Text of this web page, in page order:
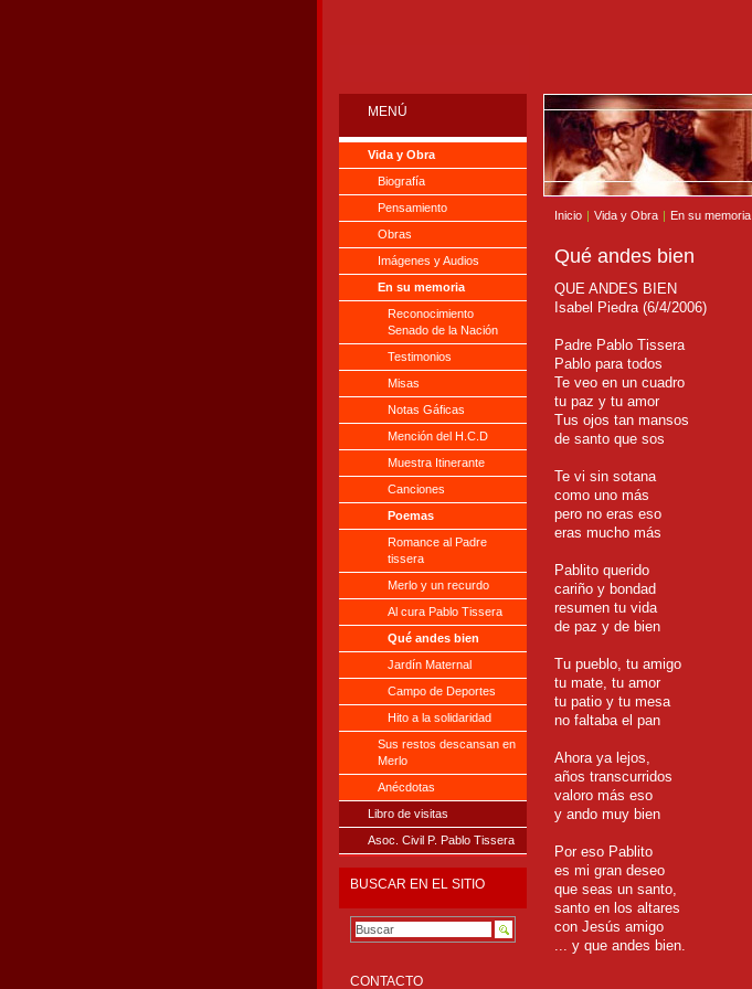
Inicio | Vida y Obra | En su memoria
Qué andes bien
QUE ANDES BIEN
Isabel Piedra (6/4/2006)
Padre Pablo Tissera
Pablo para todos
Te veo en un cuadro
tu paz y tu amor
Tus ojos tan mansos
de santo que sos
Te vi sin sotana
como uno más
pero no eras eso
eras mucho más
Pablito querido
cariño y bondad
resumen tu vida
de paz y de bien
Tu pueblo, tu amigo
tu mate, tu amor
tu patio y tu mesa
no faltaba el pan
Ahora ya lejos,
años transcurridos
valoro más eso
y ando muy bien
Por eso Pablito
es mi gran deseo
que seas un santo,
santo en los altares
con Jesús amigo
... y que andes bien.
MENÚ
Vida y Obra
Biografía
Pensamiento
Obras
Imágenes y Audios
En su memoria
Reconocimiento
Senado de la Nación
Testimonios
Misas
Notas Gáficas
Mención del H.C.D
Muestra Itinerante
Canciones
Poemas
Romance al Padre
tissera
Merlo y un recurdo
Al cura Pablo Tissera
Qué andes bien
Jardín Maternal
Campo de Deportes
Hito a la solidaridad
Sus restos descansan en
Merlo
Anécdotas
Libro de visitas
Asoc. Civil P. Pablo Tissera
BUSCAR EN EL SITIO
CONTACTO